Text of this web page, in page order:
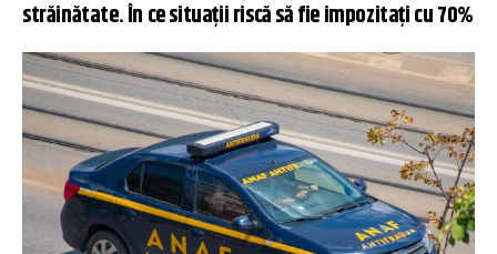
străinătate. În ce situații riscă să fie impozitați cu 70%